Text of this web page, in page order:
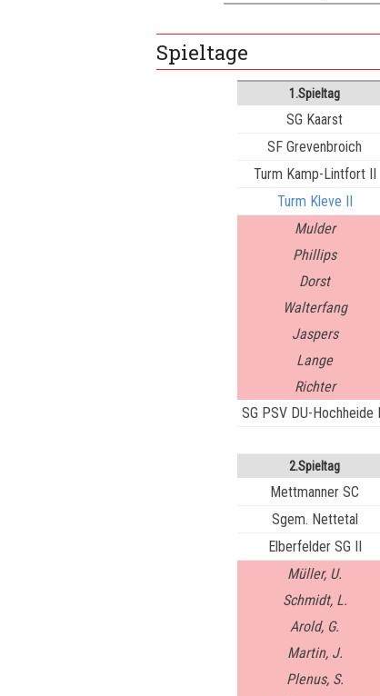
Spieltage
1.Spieltag
SG Kaarst
SF Grevenbroich
Turm Kamp-Lintfort II
Turm Kleve II
Mulder
Phillips
Dorst
Walterfang
Jaspers
Lange
Richter
SG PSV DU-Hochheide III
2.Spieltag
Mettmanner SC
Sgem. Nettetal
Elberfelder SG II
Müller, U.
Schmidt, L.
Arold, G.
Martin, J.
Plenus, S.